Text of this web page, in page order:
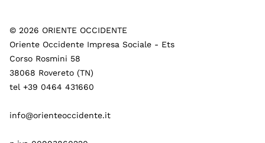
© 2026 ORIENTE OCCIDENTE
Oriente Occidente Impresa Sociale - Ets
Corso Rosmini 58
38068 Rovereto (TN)
tel +39 0464 431660
info@orienteoccidente.it